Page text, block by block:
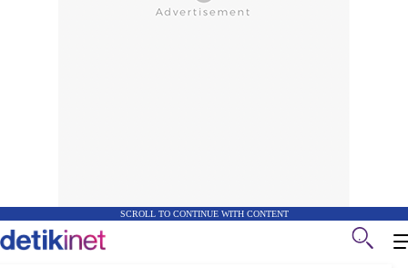
SCROLL TO CONTINUE WITH CONTENT